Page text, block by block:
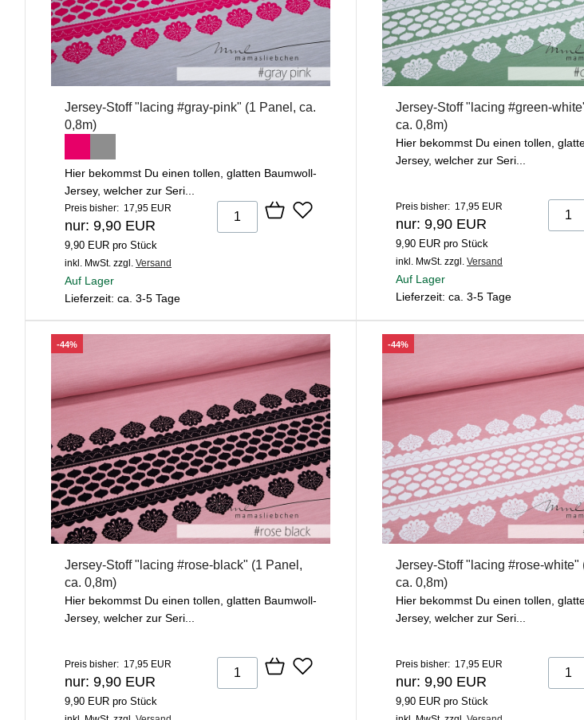
Jersey-Stoff "lacing #gray-pink" (1 Panel, ca.
0,8m)
Hier bekommst Du einen tollen, glatten Baumwoll-
Jersey, welcher zur Seri...
Preis bisher: 17,95 EUR
nur: 9,90 EUR
9,90 EUR pro Stück
inkl. MwSt. zzgl. Versand
Auf Lager
Lieferzeit: ca. 3-5 Tage
Jersey-Stoff "lacing #green-
ca. 0,8m)
Hier bekommst Du einen tollen,
Jersey, welcher zur Seri...
Preis bisher: 17,95 EUR
nur: 9,90 EUR
9,90 EUR pro Stück
inkl. MwSt. zzgl. Versand
Auf Lager
Lieferzeit: ca. 3-5 Tage
-44%
Jersey-Stoff "lacing #rose-black" (1 Panel,
ca. 0,8m)
Hier bekommst Du einen tollen, glatten Baumwoll-
Jersey, welcher zur Seri...
Preis bisher: 17,95 EUR
nur: 9,90 EUR
9,90 EUR pro Stück
-44%
Jersey-Stoff "lacing #rose-white"
ca. 0,8m)
Hier bekommst Du einen tollen,
Jersey, welcher zur Seri...
Preis bisher: 17,95 EUR
nur: 9,90 EUR
9,90 EUR pro Stück